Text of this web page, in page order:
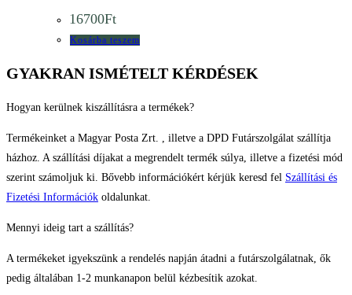
16700Ft
Kosárba teszem
GYAKRAN ISMÉTELT KÉRDÉSEK
Hogyan kerülnek kiszállításra a termékek?
Termékeinket a Magyar Posta Zrt. , illetve a DPD Futárszolgálat szállítja
házhoz. A szállítási díjakat a megrendelt termék súlya, illetve a fizetési mód
szerint számoljuk ki. Bővebb információkért kérjük keresd fel Szállítási és
Fizetési Információk oldalunkat.
Mennyi ideig tart a szállítás?
A termékeket igyekszünk a rendelés napján átadni a futárszolgálatnak, ők
pedig általában 1-2 munkanapon belül kézbesítik azokat.